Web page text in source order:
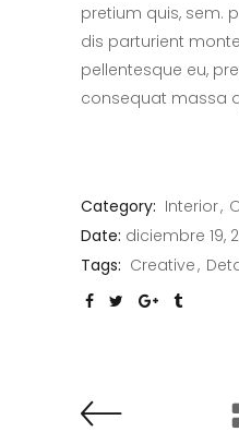
pretium quis, sem.
dis parturient
pellentesque eu,
consequat massa
Category: Interior
Date: diciembre 19,
Tags: Creative